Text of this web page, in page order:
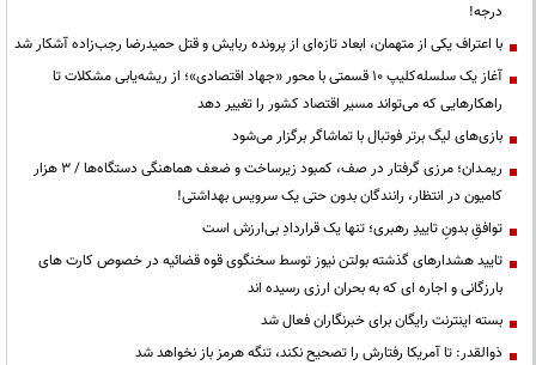
درجه!
با اعتراف یکی از متهمان، ابعاد تازه‌ای از پرونده ربایش و قتل حمیدرضا رجب‌زاده آشکار شد
آغاز یک سلسله‌کلیپ ۱۰ قسمتی با محور «جهاد اقتصادی»؛ از ریشه‌یابی مشکلات تا
راهکارهایی که می‌تواند مسیر اقتصاد کشور را تغییر دهد
بازی‌های لیگ برتر فوتبال با تماشاگر برگزار می‌شود
ریمـدان؛ مرزی گرفتار در صف، کمبود زیرساخت و ضعف هماهنگی دستگاه‌ها / ۳ هزار
کامیون در انتظار، رانندگان بدون حتی یک سرویس بهداشتی!
توافقِ بدونِ تاییدِ رهبری؛ تنها یک قراردادِ بی‌ارزش است
تایید هشدارهای گذشته بولتن نیوز توسط سخنگوی قوه قضائیه در خصوص کارت های
بارزگانی و اجاره ای که به بحران ارزی رسیده اند
بسته اینترنت رایگان برای خبرنگاران فعال شد
ذوالقدر: تا آمریکا رفتارش را تصحیح نکند، تنگه هرمز باز نخواهد شد